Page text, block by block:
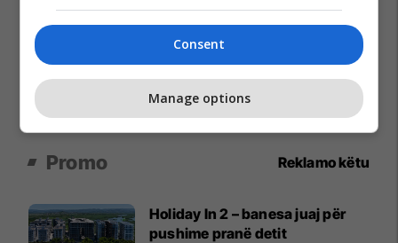
Promo Reklamo këtu
Holiday In 2 – banesa juaj për
pushime pranë detit
Consent
Manage options